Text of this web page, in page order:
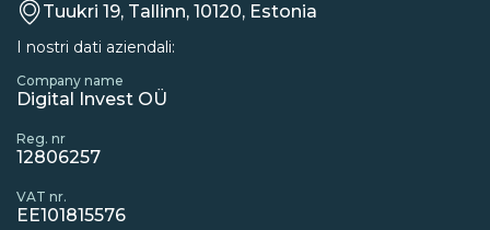
Tuukri 19, Tallinn, 10120, Estonia
I nostri dati aziendali:
Company name
Digital Invest OÜ
Reg. nr
12806257
VAT nr.
EE101815576